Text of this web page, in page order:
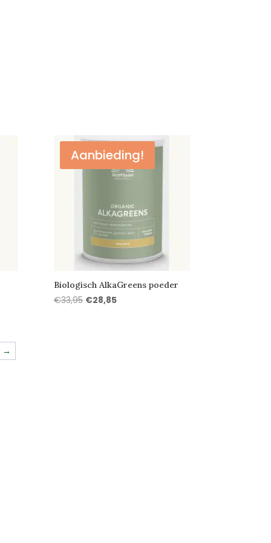
Aanbieding!
Biologisch AlkaGreens poeder
€33,95 Oorspronkelijke
€28,85Huidige
→